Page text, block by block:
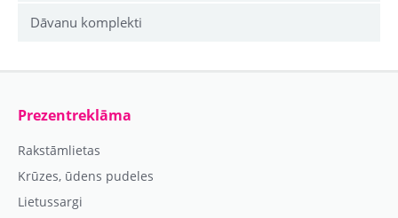
Dāvanu komplekti
Prezentreklāma
Rakstāmlietas
Krūzes, ūdens pudeles
Lietussargi